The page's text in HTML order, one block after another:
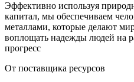
Эффективно используя
капитал, мы обеспечиваем
металлами, которые делают
воплощать надежды людей на
прогресс
От поставщика ресурсов